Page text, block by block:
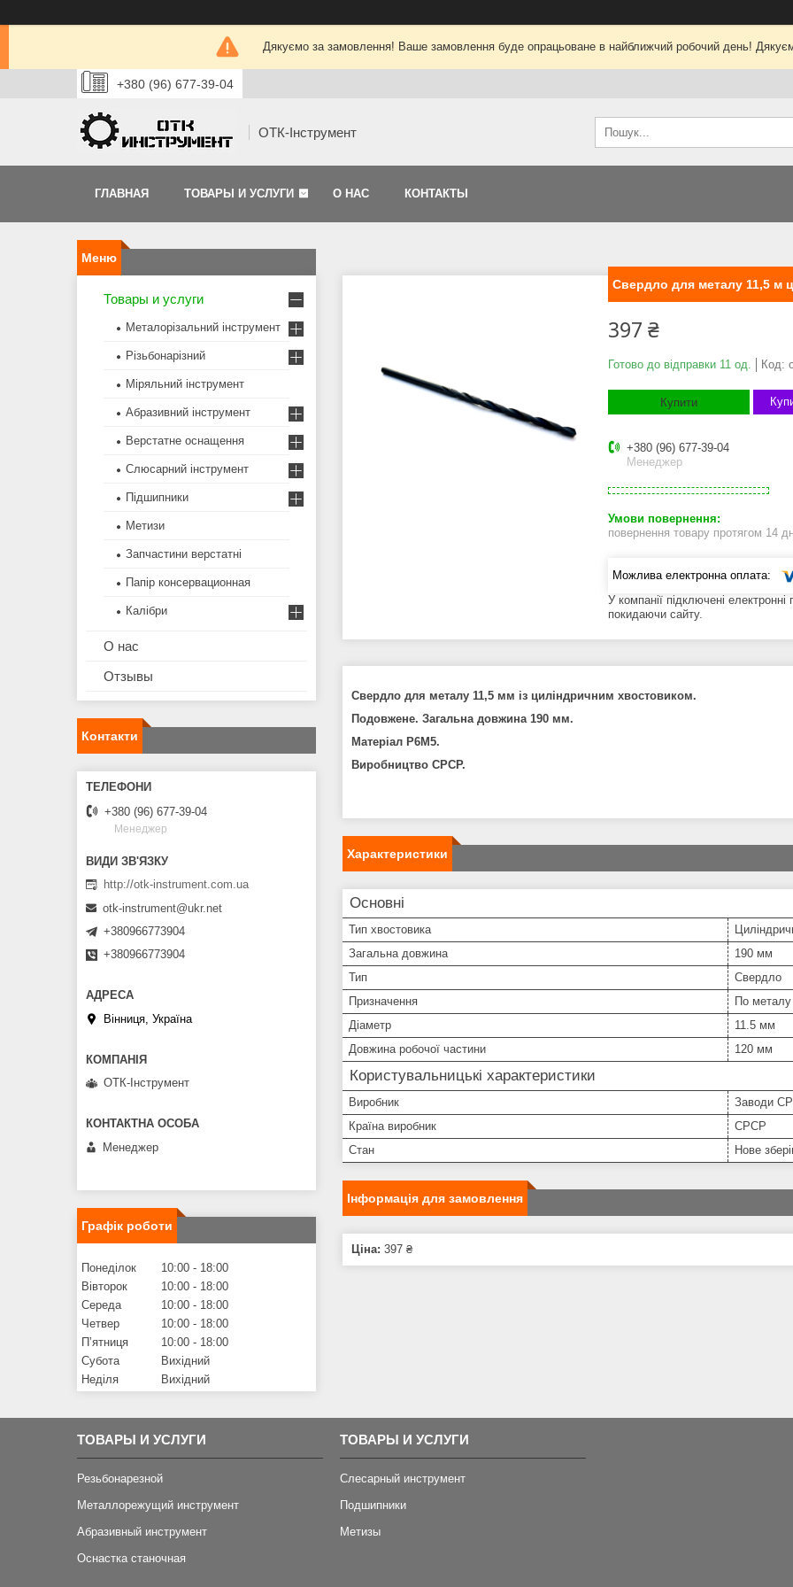
Дякуємо за замовлення! Ваше замовлення буде опрацьоване в найближчий робочий день!
+380 (96) 677-39-04
ОТК-Інструмент
ГЛАВНАЯ ТОВАРЫ И УСЛУГИ О НАС КОНТАКТЫ
Свердло для металу 11,5 м
397 ₴
Готово до відправки 11 од. Код:
Купити
+380 (96) 677-39-04
Менеджер
повернення товару протягом 14
У компанії підключені
покидаючи сайту.
Свердло для металу 11,5 мм із циліндричним хвостовиком.
Подовжене. Загальна довжина 190 мм.
Матеріал Р6М5.
Виробництво СРСР.
Характеристики
Основні
Тип хвостовика
Загальна довжина
190 мм
Тип
Свердло
Призначення
По металу
Діаметр
11.5 мм
Довжина робочої частини
120 мм
Користувальницькі характеристики
Виробник
Заводи
Країна виробник
СРСР
Стан
Нове
Інформація для замовлення
Ціна: 397 ₴
Товары и услуги
Металорізальний інструмент
Різьбонарізний
Міряльний інструмент
Абразивний інструмент
Верстатне оснащення
Слюсарний інструмент
Підшипники
Метизи
Запчастини верстатні
Папір консервационная
Калібри
О нас
Отзывы
Контакти
+380 (96) 677-39-04
Менеджер
http://otk-instrument.com.ua
otk-instrument@ukr.net
+380966773904
+380966773904
Вінниця, Україна
ОТК-Інструмент
Менеджер
Графік роботи
Понеділок 10:00
18:00
Вівторок
10:00
18:00
Середа
10:00
18:00
Четвер
10:00
18:00
Пʼятниця
10:00
18:00
Субота
Вихідний
Неділя
Вихідний
ТОВАРЫ И УСЛУГИ
Резьбонарезной
Металлорежущий инструмент
Абразивный инструмент
Оснастка станочная
ТОВАРЫ И УСЛУГИ
Слесарный инструмент
Подшипники
Метизы